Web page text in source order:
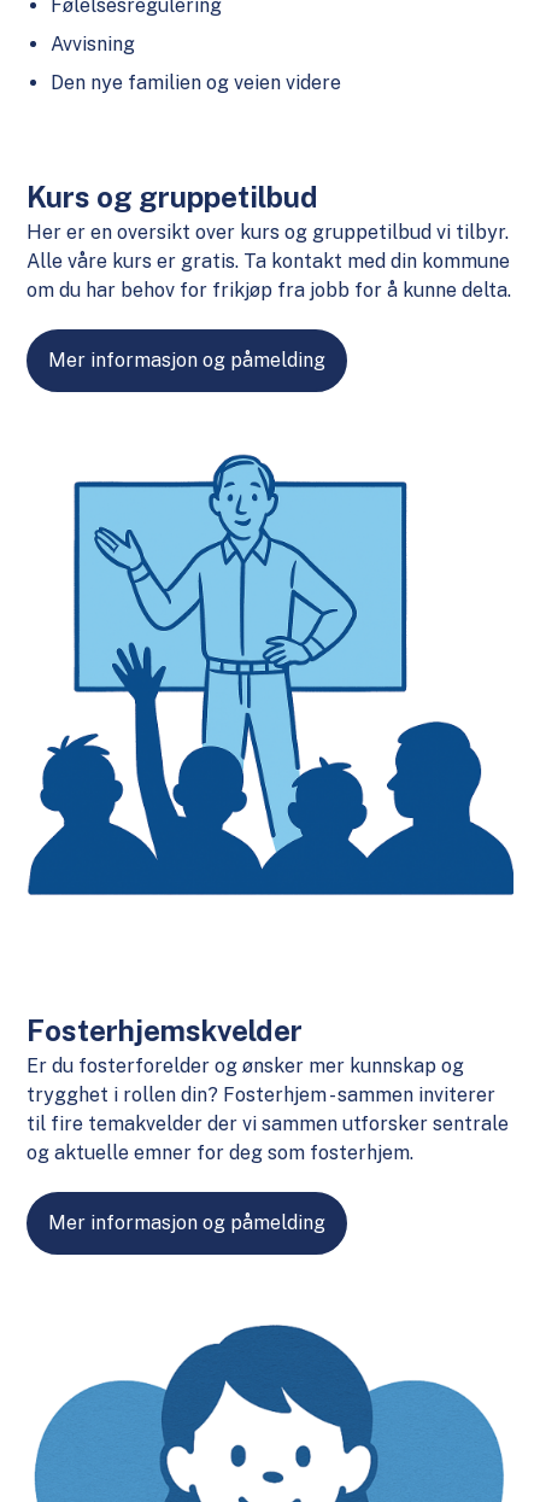
Følelsesregulering
Avvisning
Den nye familien og veien videre
Kurs og gruppetilbud
Her er en oversikt over kurs og gruppetilbud vi tilbyr.
Alle våre kurs er gratis. Ta kontakt med din kommune
om du har behov for frikjøp fra jobb for å kunne delta.
Mer informasjon og påmelding
Fosterhjemskvelder
Er du fosterforelder og ønsker mer kunnskap og
trygghet i rollen din? Fosterhjem - sammen inviterer
til fire temakvelder der vi sammen utforsker sentrale
og aktuelle emner for deg som fosterhjem.
Mer informasjon og påmelding